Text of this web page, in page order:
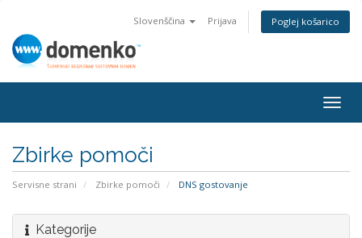
Slovenščina Prijava Poglej košarico
Zbirke pomoči
Servisne strani Zbirke pomoči DNS gostovanje
Kategorije